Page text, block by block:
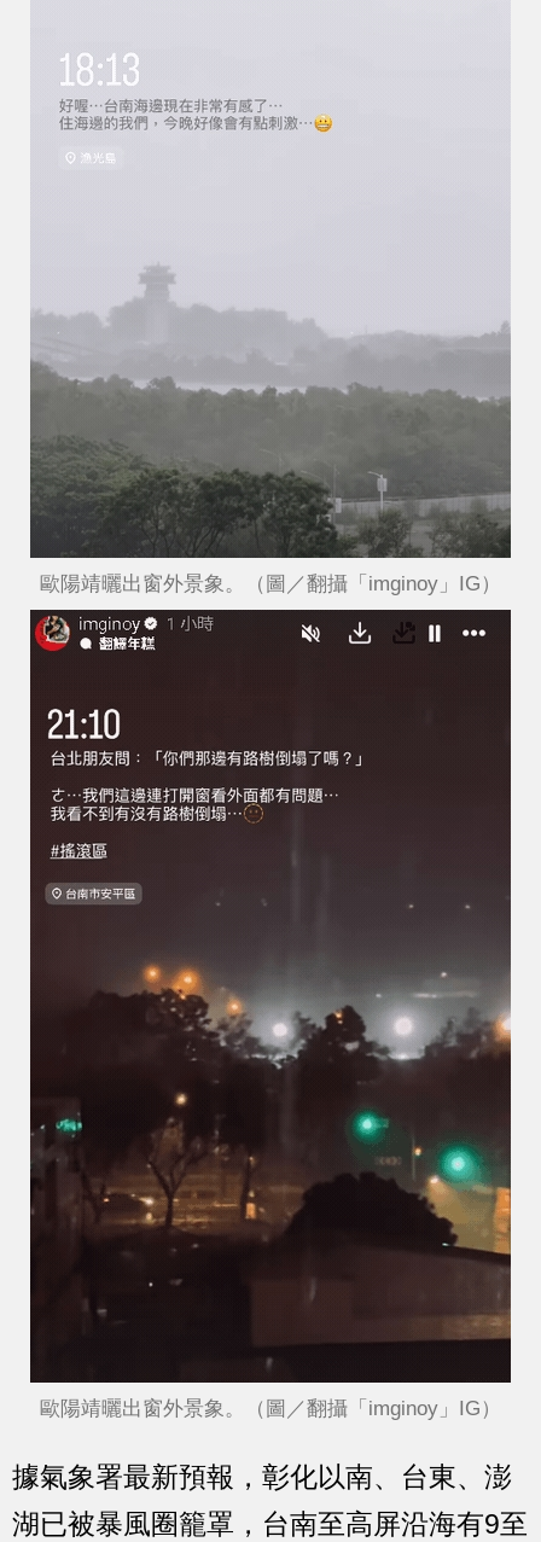
歐陽靖曬出窗外景象。（圖／翻攝「imginoy」IG）
歐陽靖曬出窗外景象。（圖／翻攝「imginoy」IG）
據氣象署最新預報，彰化以南、台東、澎
湖已被暴風圈籠罩，台南至高屏沿海有9至